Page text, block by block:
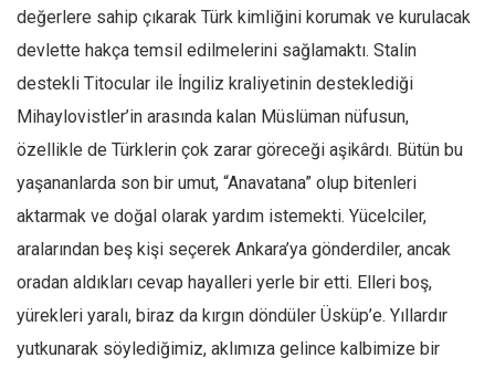
Kategoriler
Kültür Sanat
Karisi kitap sualleri
7 soruda bu hafta
Ekonomi
Spor
Manzara
Sağlık
Gıda-Beslenme
değerlere sahip çıkarak Türk kimliğini korumak ve kurulacak
devlette hakça temsil edilmelerini sağlamaktı. Stalin
destekli Titocular ile İngiliz kraliyetinin desteklediği
Mihaylovistler’in arasında kalan Müslüman nüfusun,
özellikle de Türklerin çok zarar göreceği aşikârdı. Bütün bu
yaşananlarda son bir umut, “Anavatana” olup bitenleri
aktarmak ve doğal olarak yardım istemekti. Yücelciler,
aralarından beş kişi seçerek Ankara’ya gönderdiler, ancak
oradan aldıkları cevap hayalleri yerle bir etti. Elleri boş,
yürekleri yaralı, biraz da kırgın döndüler Üsküp’e. Yıllardır
yutkunarak söylediğimiz, aklımıza gelince kalbimize bir